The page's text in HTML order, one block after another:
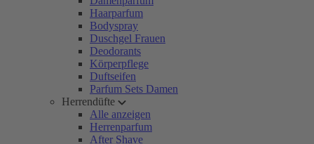
Haarparfum
Bodyspray
Duschgel Frauen
Deodorants
Körperpflege
Duftseifen
Parfum Sets Damen
Herrendüfte
Alle anzeigen
Herrenparfum
After Shave